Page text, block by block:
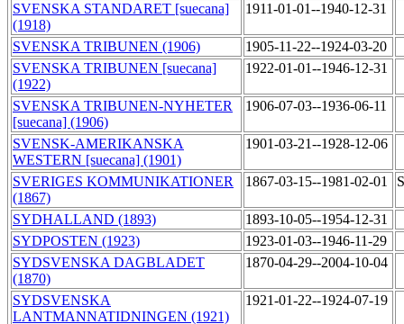
SVENSKA STANDARET [suecana]
(1918)
1911-01-01--1940-12-31
SVENSKA TRIBUNEN (1906)
1905-11-22--1924-03-20
SVENSKA TRIBUNEN [suecana]
(1922)
1922-01-01--1946-12-31
SVENSKA TRIBUNEN-NYHETER
[suecana] (1906)
1906-07-03--1936-06-11
SVENSK-AMERIKANSKA
WESTERN [suecana] (1901)
1901-03-21--1928-12-06
SVERIGES KOMMUNIKATIONER
(1867)
1867-03-15--1981-02-01
SYDHALLAND (1893)
1893-10-05--1954-12-31
SYDPOSTEN (1923)
1923-01-03--1946-11-29
SYDSVENSKA DAGBLADET
(1870)
1870-04-29--2004-10-04
SYDSVENSKA
LANTMANNATIDNINGEN (1921)
1921-01-22--1924-07-19